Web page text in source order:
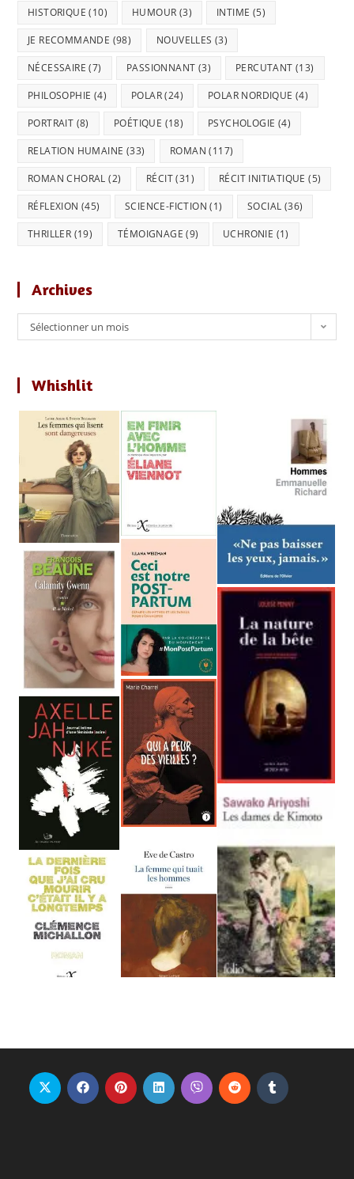
HISTORIQUE (10) HUMOUR (3) INTIME (5)
JE RECOMMANDE (98) NOUVELLES (3)
NÉCESSAIRE (7) PASSIONNANT (3) PERCUTANT (13)
PHILOSOPHIE (4) POLAR(24) POLAR NORDIQUE (4)
PORTRAIT (8) POÉTIQUE (18) PSYCHOLOGIE (4)
RELATION HUMAINE (33) ROMAN (117)
ROMAN CHORAL (2) RÉCIT(31) RÉCIT INITIATIQUE (5)
RÉFLEXION (45) SCIENCE-FICTION (1) SOCIAL (36)
THRILLER (19) TÉMOIGNAGE (9) UCHRONIE (1)
Archives
Archives
Sélectionner un mois
Whishlit